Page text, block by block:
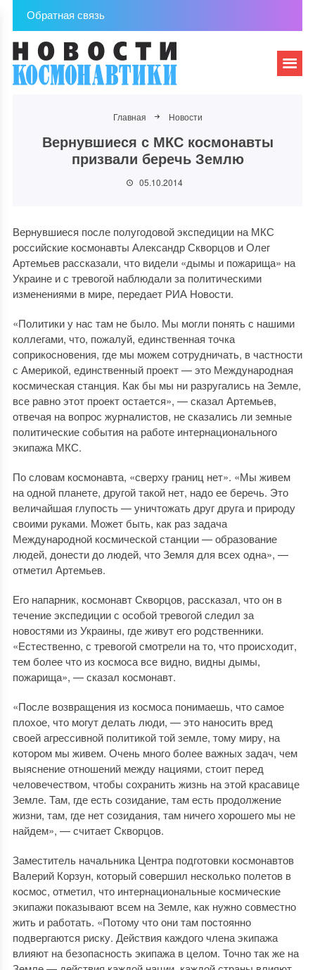
Обратная связь
Главная Новости
Вернувшиеся с МКС космонавты
призвали беречь Землю
05.10.2014
Вернувшиеся после полугодовой экспедиции на МКС
российские космонавты Александр Скворцов и Олег
Артемьев рассказали, что видели «дымы и пожарища» на
Украине и с тревогой наблюдали за политическими
изменениями в мире, передает РИА Новости.
«Политики у нас там не было. Мы могли понять с нашими
коллегами, что, пожалуй, единственная точка
соприкосновения, где мы можем сотрудничать, в частности
с Америкой, единственный проект — это Международная
космическая станция. Как бы мы ни разругались на Земле,
все равно этот проект остается», — сказал Артемьев,
отвечая на вопрос журналистов, не сказались ли земные
политические события на работе интернационального
экипажа МКС.
По словам космонавта, «сверху границ нет». «Мы живем
на одной планете, другой такой нет, надо ее беречь. Это
величайшая глупость — уничтожать друг друга и природу
своими руками. Может быть, как раз задача
Международной космической станции — образование
людей, донести до людей, что Земля для всех одна», —
отметил Артемьев.
Его напарник, космонавт Скворцов, рассказал, что он в
течение экспедиции с особой тревогой следил за
новостями из Украины, где живут его родственники.
«Естественно, с тревогой смотрели на то, что происходит,
тем более что из космоса все видно, видны дымы,
пожарища», — сказал космонавт.
«После возвращения из космоса понимаешь, что самое
плохое, что могут делать люди, — это наносить вред
своей агрессивной политикой той земле, тому миру, на
котором мы живем. Очень много более важных задач, чем
выяснение отношений между нациями, стоит перед
человечеством, чтобы сохранить жизнь на этой красавице
Земле. Там, где есть созидание, там есть продолжение
жизни, там, где нет созидания, там ничего хорошего мы не
найдем», — считает Скворцов.
Заместитель начальника Центра подготовки космонавтов
Валерий Корзун, который совершил несколько полетов в
космос, отметил, что интернациональные космические
экипажи показывают всем на Земле, как нужно совместно
жить и работать. «Потому что они там постоянно
подвергаются риску. Действия каждого члена экипажа
влияют на безопасность экипажа в целом. Точно так же на